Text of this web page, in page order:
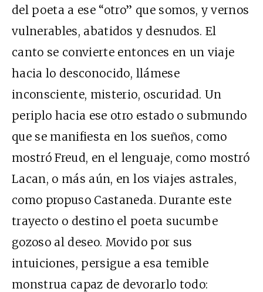
del poeta a ese “otro” que somos, y vernos
vulnerables, abatidos y desnudos. El
canto se convierte entonces en un viaje
hacia lo desconocido, llámese
inconsciente, misterio, oscuridad. Un
periplo hacia ese otro estado o submundo
que se manifiesta en los sueños, como
mostró Freud, en el lenguaje, como mostró
Lacan, o más aún, en los viajes astrales,
como propuso Castaneda. Durante este
trayecto o destino el poeta sucumbe
gozoso al deseo. Movido por sus
intuiciones, persigue a esa temible
monstrua capaz de devorarlo todo: